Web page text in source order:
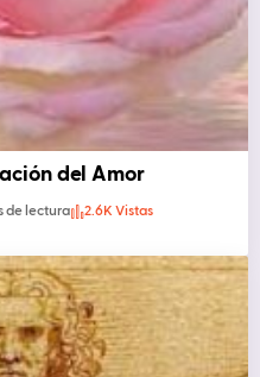
del Amor
de lectura 2.6K Vistas